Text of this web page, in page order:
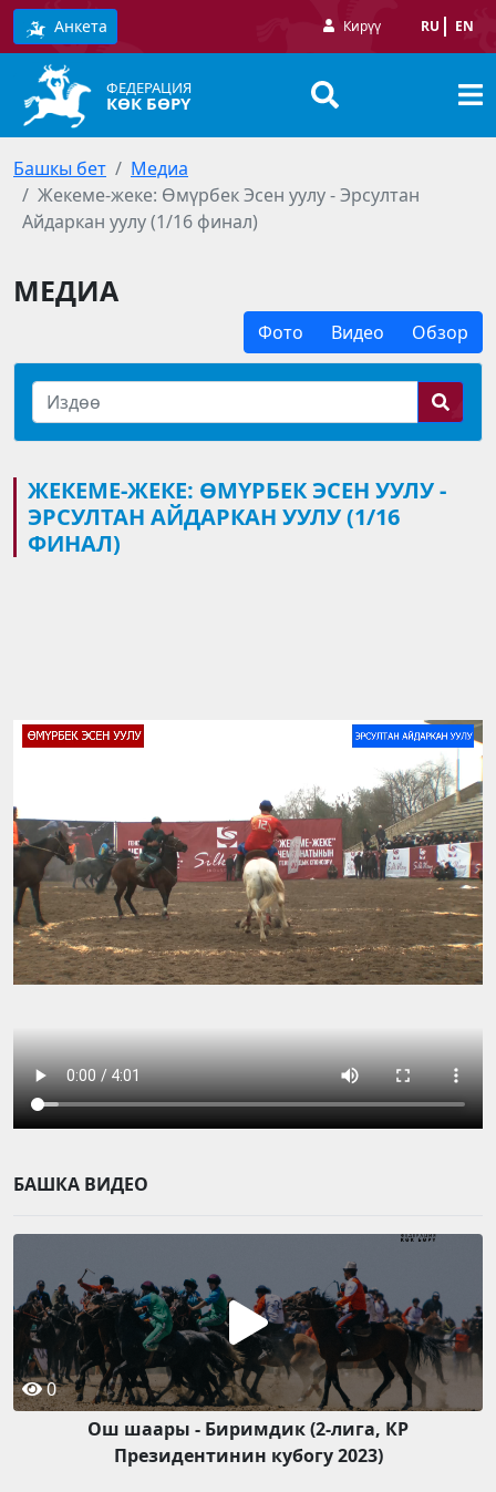
Анкета Кирүү RU EN
ФЕДЕРАЦИЯ
КӨК БӨРҮ
Башкы бет
Медиа
Жекеме-жеке: Өмүрбек Эсен уулу - Эрсултан
Айдаркан уулу (1/16 финал)
МЕДИА
Фото Видео Обзор
ЖЕКЕМЕ-ЖЕКЕ: ӨМҮРБЕК ЭСЕН УУЛУ -
ЭРСУЛТАН АЙДАРКАН УУЛУ (1/16
ФИНАЛ)
БАШКА ВИДЕО
0
Ош шаары - Биримдик (2-лига, КР
Президентинин кубогу 2023)